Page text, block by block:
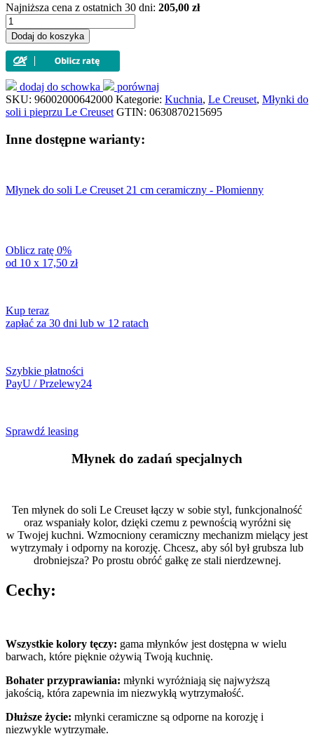
Najniższa cena z ostatnich 30 dni: 205,00 zł
ilość
Młynek
do
soli
Le
Creuset
21
cm
ceramiczny
-
Deep
Dodaj do koszyka
dodaj do schowka
porównaj
SKU: 96002000642000 Kategorie: Kuchnia, Le Creuset, Młynki do
soli i pieprzu Le Creuset GTIN: 0630870215695
Inne dostępne warianty:
Młynek do soli Le Creuset 21 cm ceramiczny - Płomienny
Oblicz ratę 0%
od 10 x 17,50 zł
Kup teraz
zapłać za 30 dni lub w 12 ratach
Szybkie płatności
PayU / Przelewy24
Sprawdź leasing
Młynek do zadań specjalnych
Ten młynek do soli Le Creuset łączy w sobie styl, funkcjonalność
oraz wspaniały kolor, dzięki czemu z pewnością wyróżni się
w Twojej kuchni. Wzmocniony ceramiczny mechanizm mielący jest
wytrzymały i odporny na korozję. Chcesz, aby sól był grubsza lub
drobniejsza? Po prostu obróć gałkę ze stali nierdzewnej.
Cechy:
Wszystkie kolory tęczy: gama młynków jest dostępna w wielu
barwach, które pięknie ożywią Twoją kuchnię.
Bohater przyprawiania: młynki wyróżniają się najwyższą
jakością, która zapewnia im niezwykłą wytrzymałość.
Dłuższe życie: młynki ceramiczne są odporne na korozję i
niezwykle wytrzymałe.